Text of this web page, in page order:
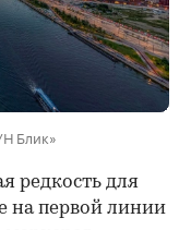
Блик»
редкость для
на первой линии